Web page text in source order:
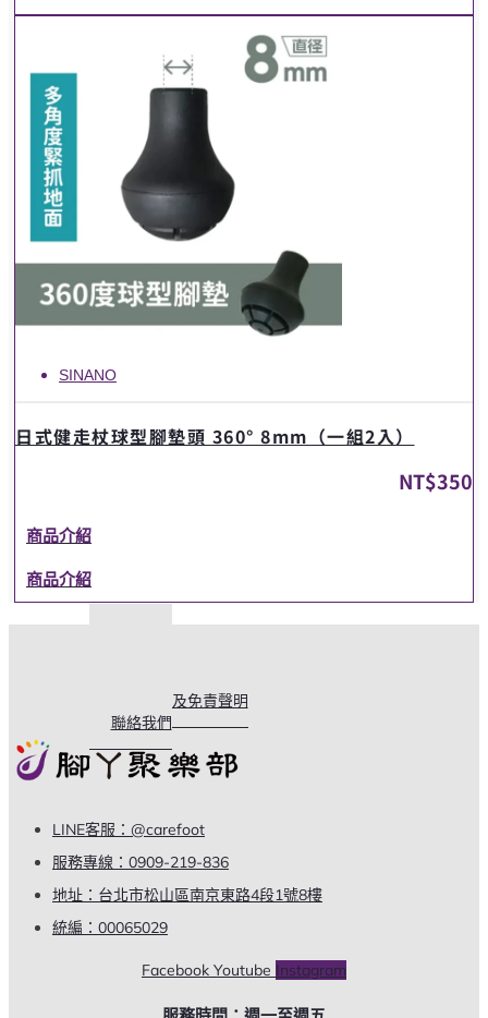
SINANO
日式健走杖球型腳墊頭 360° 8mm（一組2入）
NT$350
商品介紹
商品介紹
使用條款及免責聲明
聯絡我們
LINE客服：@carefoot
服務專線：0909-219-836
地址：台北市松山區南京東路4段1號8樓
統編：00065029
Facebook Youtube Instagram